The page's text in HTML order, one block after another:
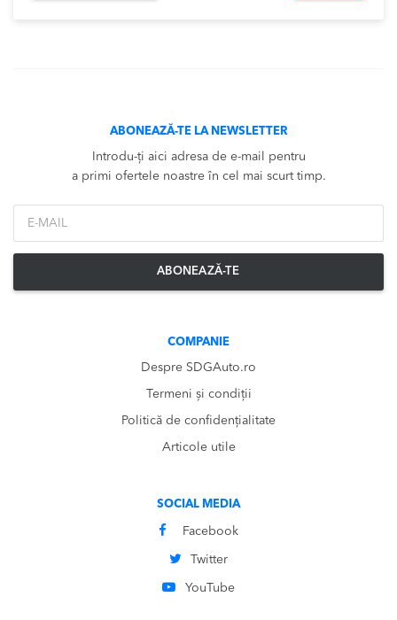
ABONEAZĂ-TE LA NEWSLETTER
Introdu-ți aici adresa de e-mail pentru
a primi ofertele noastre în cel mai scurt timp.
ABONEAZĂ-TE
COMPANIE
Despre SDGAuto.ro
Termeni și condiții
Politică de confidențialitate
Articole utile
SOCIAL MEDIA
Facebook
Twitter
YouTube